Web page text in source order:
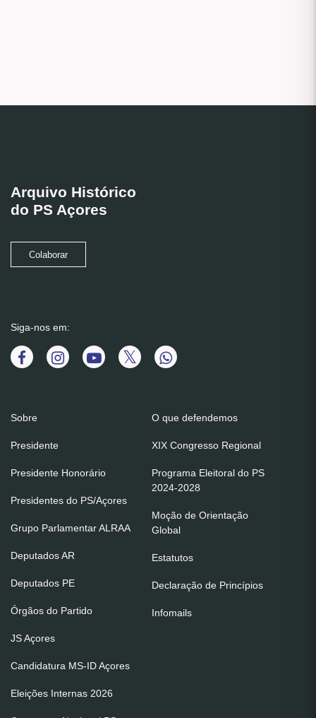
Arquivo Histórico
do PS Açores
Colaborar
Siga-nos em:
Sobre
Presidente
Presidente Honorário
Presidentes do PS/Açores
Grupo Parlamentar ALRAA
Deputados AR
Deputados PE
Órgãos do Partido
JS Açores
Candidatura MS-ID Açores
Eleições Internas 2026
O que defendemos
XIX Congresso Regional
Programa Eleitoral do PS
2024-2028
Moção de Orientação
Global
Estatutos
Declaração de Princípios
Infomails